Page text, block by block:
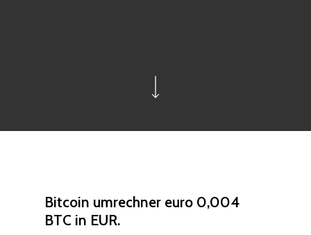
Bitcoin umrechner euro 0,004
BTC in EUR.